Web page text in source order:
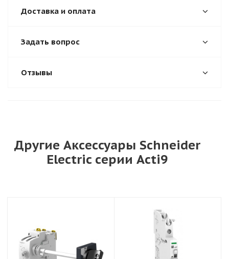
Доставка и оплата
Задать вопрос
Отзывы
Другие Аксессуары Schneider
Electric серии Acti9